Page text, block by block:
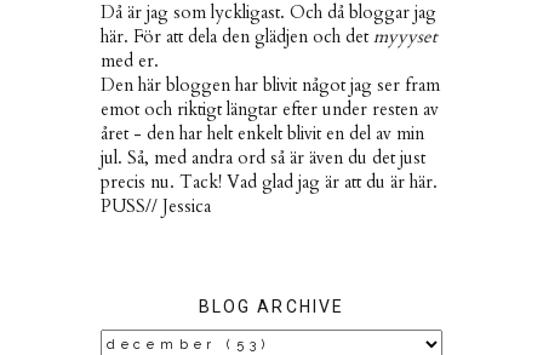
Då är jag som lyckligast. Och då bloggar jag
här. För att dela den glädjen och detmyyyset
med er.
Den här bloggen har blivit något jag ser fram
emot och riktigt längtar efter under resten av
året - den har helt enkelt blivit en del av min
jul. Så, med andra ord så är även du det just
precis nu. Tack! Vad glad jag är att du är här.
PUSS// Jessica
BLOG ARCHIVE